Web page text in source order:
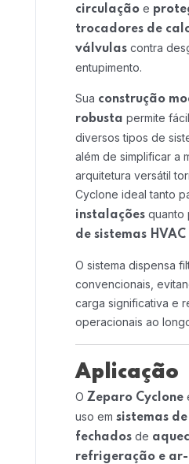
circulação e
trocadores de
válvulas contra
entupimento.
Sua construção
robusta permite
diversos tipos de
além de simplificar a
arquitetura versátil
Cyclone ideal tanto
instalações quanto
de sistemas
O sistema dispensa
convencionais,
carga significativa e
operacionais ao
Aplicação
O Zeparo Cyclone
uso em sistemas
fechados de
refrigeração e